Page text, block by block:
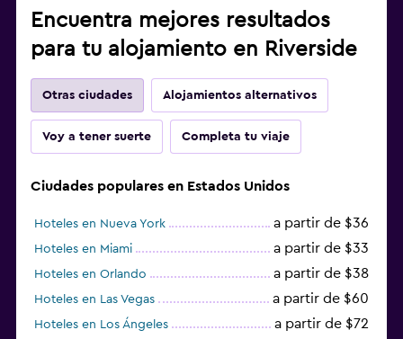
Encuentra mejores resultados
para tu alojamiento en Riverside
Otras ciudades Alojamientos alternativos
Voy a tener suerte Completa tu viaje
Ciudades populares en Estados Unidos
Hoteles en Nueva York a partir de $36
Hoteles en Miami a partir de $33
Hoteles en Orlando a partir de $38
Hoteles en Las Vegas a partir de $60
Hoteles en Los Ángeles a partir de $72